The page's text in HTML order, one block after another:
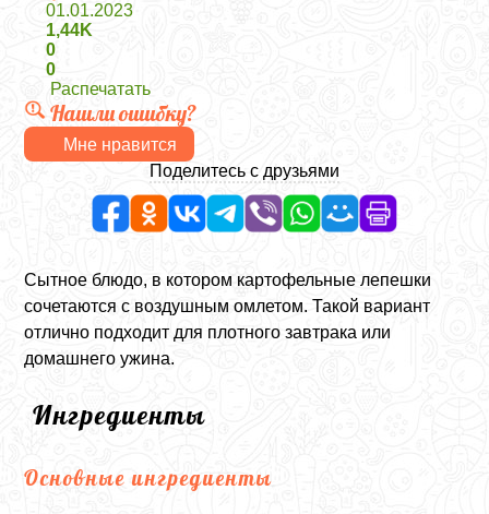
01.01.2023
1,44K
0
0
Распечатать
Нашли ошибку?
Мне нравится
Поделитесь с друзьями
Сытное блюдо, в котором картофельные лепешки
сочетаются с воздушным омлетом. Такой вариант
отлично подходит для плотного завтрака или
домашнего ужина.
Ингредиенты
Основные ингредиенты